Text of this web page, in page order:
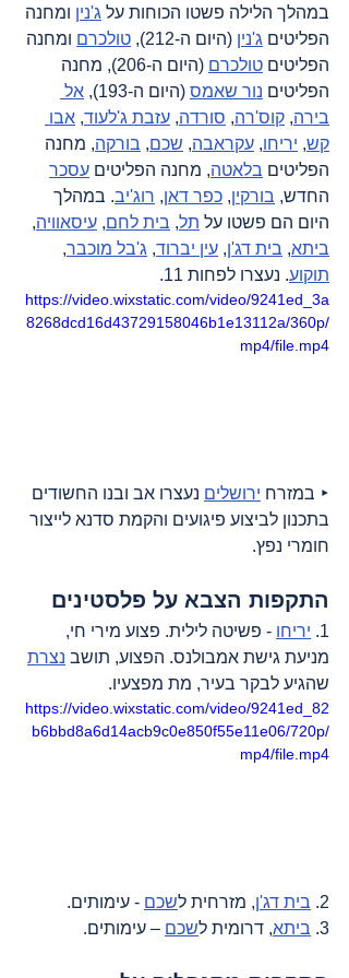
במהלך הלילה פשטו הכוחות על ג'נין ומחנה
הפליטים ג'נין (היום ה-212), טולכרם ומחנה
הפליטים טולכרם
(היום ה-206), מחנה
הפליטים נור שאמס (היום ה-193),
אל
בירה, קוס'רה, סורדה, עזבת ג'לעוד, אבו
קש, יריחו, עקראבה, שכם, בורקה, מחנה
הפליטים בלאטה, מחנה הפליטים עסכר
החדש, בורקין, כפר דאן, רוג'יב. במהלך
היום הם פשטו על תל, בית לחם, עיסאוויה,
ביתא, בית דג'ן, עין יברוד, ג'בל מוכבר,
תוקוע. נעצרו לפחות 11.
https://video.wixstatic.com/video/9241ed_3a
8268dcd16d43729158046b1e13112a/360p/
mp4/file.mp4
‣ במזרח ירושלים נעצרו אב ובנו החשודים
בתכנון לביצוע פיגועים והקמת סדנא לייצור
חומרי נפץ.
התקפות הצבא על פלסטינים
1. יריחו - פשיטה לילית. פצוע מירי חי,
מניעת גישת אמבולנס. הפצוע, תושב נצרת
שהגיע לבקר בעיר, מת מפצעיו.
https://video.wixstatic.com/video/9241ed_82
b6bbd8a6d14acb9c0e850f55e11e06/720p/
mp4/file.mp4
2. בית דג'ן, מזרחית לשכם - עימותים.
3. ביתא, דרומית לשכם – עימותים.